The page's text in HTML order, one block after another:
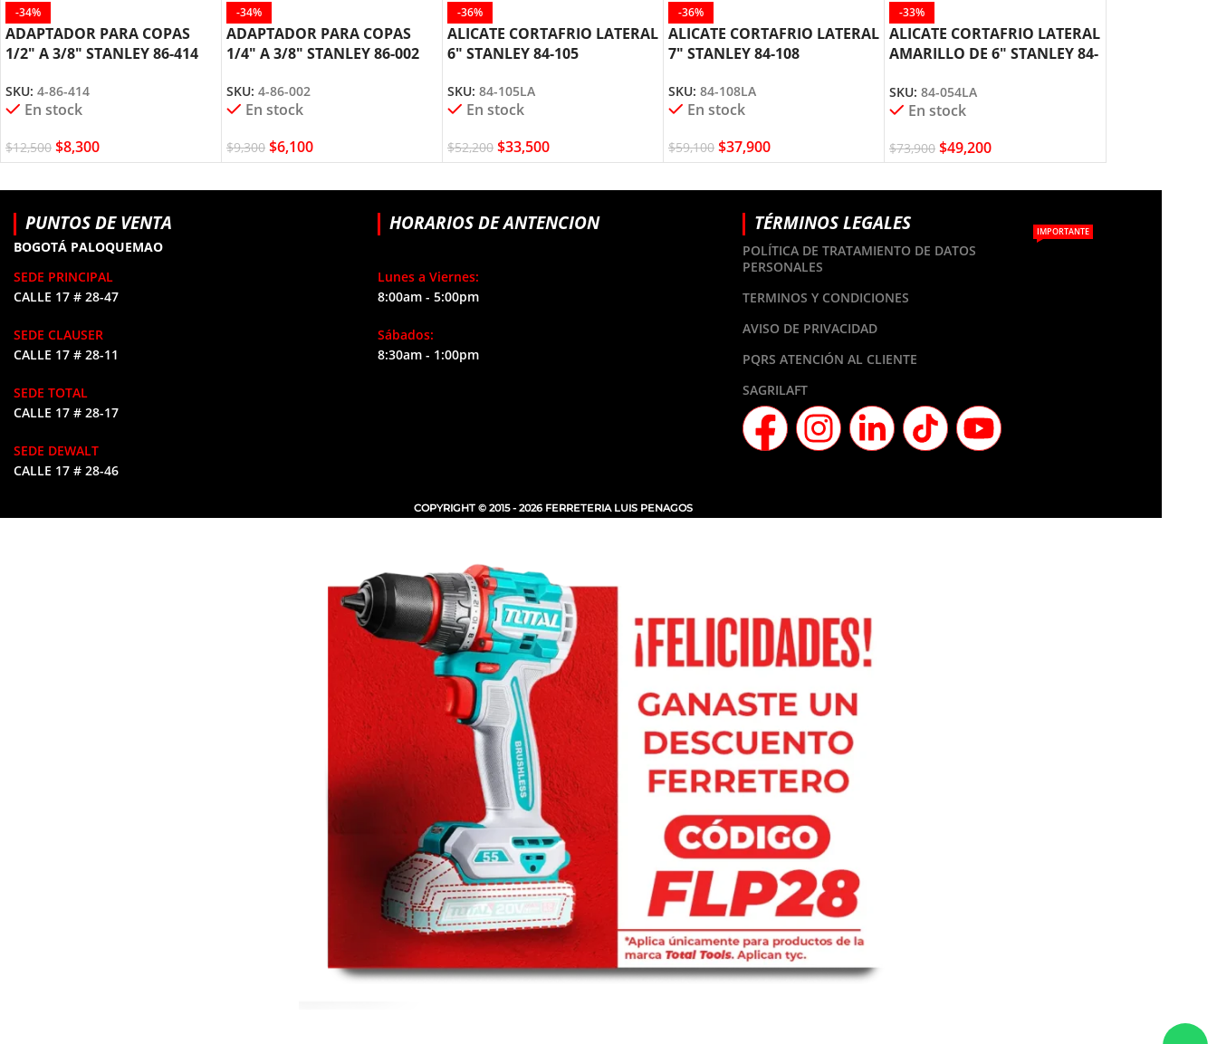
-34%
ADAPTADOR PARA COPAS
1/2″ A 3/8″ STANLEY 86-414
SKU: 4-86-414
En stock
$12,500 $8,300
-34%
ADAPTADOR PARA COPAS
1/4″ A 3/8″ STANLEY 86-002
SKU: 4-86-002
En stock
$9,300 $6,100
-36%
ALICATE CORTAFRIO LATERAL
6″ STANLEY 84-105
SKU: 84-105LA
En stock
$52,200 $33,500
-36%
ALICATE CORTAFRIO LATERAL
7″ STANLEY 84-108
SKU: 84-108LA
En stock
$59,100 $37,900
-33%
ALICATE CORTAFRIO LATERAL
AMARILLO DE 6″ STANLEY 84-
SKU: 84-054LA
En stock
$73,900 $49,200
PUNTOS DE VENTA
BOGOTÁ PALOQUEMAO
SEDE PRINCIPAL
CALLE 17 # 28-47
SEDE CLAUSER
CALLE 17 # 28-11
SEDE TOTAL
CALLE 17 # 28-17
SEDE DEWALT
CALLE 17 # 28-46
HORARIOS DE ANTENCION
Lunes a Viernes:
8:00am - 5:00pm
Sábados:
8:30am - 1:00pm
TÉRMINOS LEGALES
POLÍTICA DE TRATAMIENTO DE DATOS
PERSONALES
IMPORTANTE
TERMINOS Y CONDICIONES
AVISO DE PRIVACIDAD
PQRS ATENCIÓN AL CLIENTE
SAGRILAFT
COPYRIGHT © 2015 - 2026 FERRETERIA LUIS PENAGOS